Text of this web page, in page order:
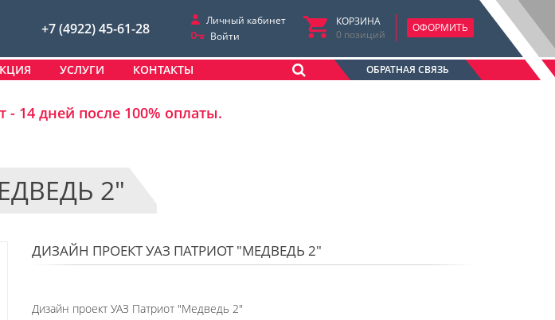
+7 (4922) 45-61-28
Личный кабинет
Войти
КОРЗИНА
0 позиций
ОФОРМИТЬ
УСЛУГИ КОНТАКТЫ ОБРАТНАЯ СВЯЗЬ
- 14 дней после 100% оплаты.
2"
ДИЗАЙН ПРОЕКТ УАЗ ПАТРИОТ "МЕДВЕДЬ 2"
Дизайн проект УАЗ Патриот "Медведь 2"